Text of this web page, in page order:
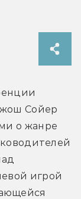
Сойер
о жанре
игрой